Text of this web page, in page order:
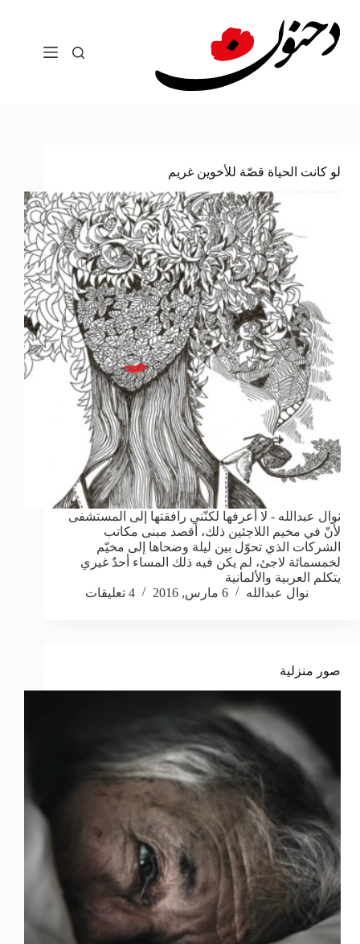
المحتوى
لو كانت الحياة قصّة للأخوين غريم
نوال عبدالله - لا أعرفها لكنّني رافقتها إلى المستشفى
لأنّ في مخيم اللاجئين ذلك، أقصد مبنى مكاتب
الشركات الذي تحوّل بين ليلة وضحاها إلى مخيّم
لخمسمائة لاجئ، لم يكن فيه ذلك المساء أحدٌ غيري
يتكلم العربية والألمانية
نوال عبدالله
6 مارس, 2016 4 تعليقات
صور منزلية